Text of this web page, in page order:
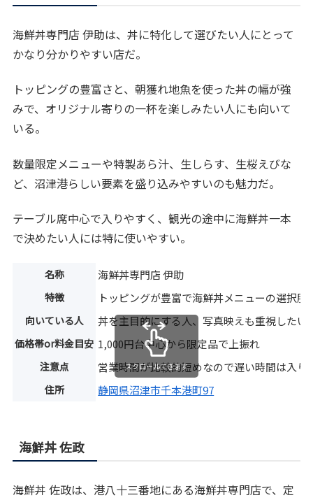
海鮮丼専門店 伊助は、丼に特化して選びたい人にとって
かなり分かりやすい店だ。
トッピングの豊富さと、朝獲れ地魚を使った丼の幅が強
みで、オリジナル寄りの一杯を楽しみたい人にも向いて
いる。
数量限定メニューや特製あら汁、生しらす、生桜えびな
ど、沼津港らしい要素を盛り込みやすいのも魅力だ。
テーブル席中心で入りやすく、観光の途中に海鮮丼一本
で決めたい人には特に使いやすい。
名称 海鮮丼専門店 伊助
特徴 トッピングが豊富で海鮮丼メニューの選択肢
向いている人 丼を主目的にする人、写真映えも重視したい
価格帯or料金目安 1,000円台中心から限定品で上振れ
注意点 営業時間が比較的短めなので遅い時間は入り
住所 静岡県沼津市千本港町97
スクロールできます
海鮮丼 佐政
海鮮丼 佐政は、港八十三番地にある海鮮丼専門店で、定